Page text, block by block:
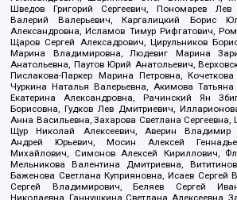
Шведов Григорий Сергеевич, Пономарев Лев
Валерий Валерьевич, Каргалицкий Борис
Александровна, Исламов Тимур Рифгатович,
Щаров Сергей Алексадрович, Цирульников
Марина Владимировна, Людевиг Марина
Анатольевна, Паутов Юрий Анатольевич,
Пислакова-Паркер Марина Петровна,
Чуркина Наталья Валерьевна, Акимова Татьяна
Екатерина Александровна, Рачинский Ян
Борисовна, Гудков Лев Дмитриевич,
Анна Васильевна, Захарова Светлана
Щур Николай Алексеевич, Аверин Владимир
Андрей Юрьевич, Мосин Алексей
Михайлович, Симонов Алексей Кириллович,
Мельникова Валентина Дмитриевна,
Баженова Светлана Куприяновна, Исаев
Сергей Владимирович, Беляев Сергей